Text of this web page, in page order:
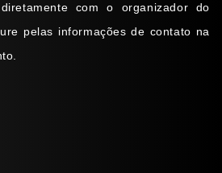
com o organizador do
pelas informações de contato na